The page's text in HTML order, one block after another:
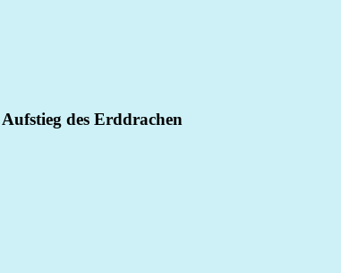
des Erddrachen